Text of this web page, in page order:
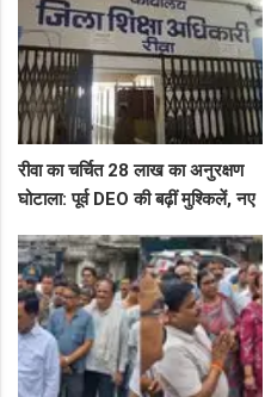
रीवा का चर्चित 28 लाख का अनुरक्षण
घोटाला: पूर्व DEO की बढ़ीं मुश्किलें, नए